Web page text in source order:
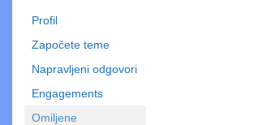
Profil
Započete teme
Napravljeni odgovori
Engagements
Omiljene